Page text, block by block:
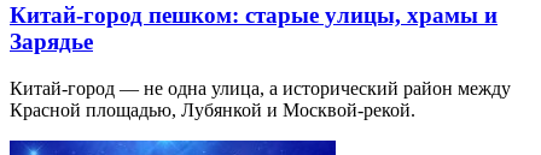
Китай-город пешком: старые улицы, храмы и
Зарядье
Китай-город — не одна улица, а исторический район между
Красной площадью, Лубянкой и Москвой-рекой.